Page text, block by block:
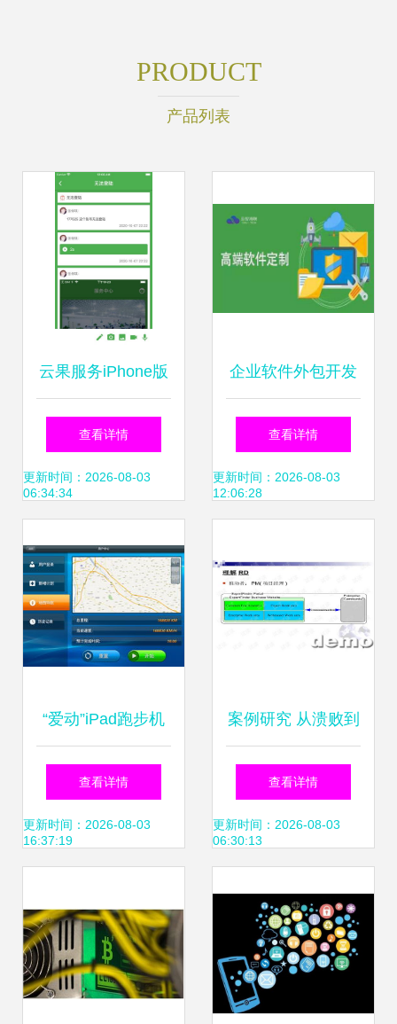
PRODUCT
产品列表
云果服务iPhone版
免费下载指南 iOS
最新版4及多特苹
查看详情
更新时间：2026-08-03
06:34:34
企业软件外包开发
防范风险规则
查看详情
更新时间：2026-08-03
12:06:28
“爱动”iPad跑步机
控制软件外包项目
方案（基于11P模
查看详情
更新时间：2026-08-03
16:37:19
案例研究 从溃败到
复苏——欧美软件
外包项目的成功密
查看详情
更新时间：2026-08-03
06:30:13